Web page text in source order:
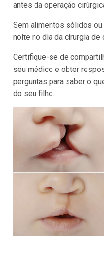
antes da operação
Sem alimentos sólidos ou
noite no dia da cirurgia de
Certifique-se de
seu médico e obter
perguntas para saber o
do seu filho.